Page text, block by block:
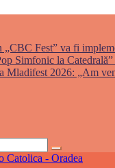
„CBC Fest” va fi
Simfonic la
Mladifest 2026: „Am